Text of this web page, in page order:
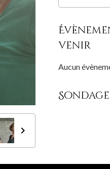
venir
Aucun
Sondage